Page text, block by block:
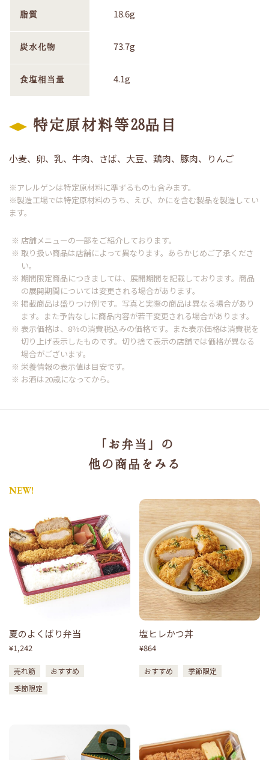
脂質 18.6g
炭水化物 73.7g
食塩相当量 4.1g
特定原材料等28品目
小麦、卵、乳、牛肉、さば、大豆、鶏肉、豚肉、りんご
※アレルゲンは特定原材料に準ずるものも含みます。
※製造工場では特定原材料のうち、えび、かにを含む製品を製造してい
ます。
※ 店舗メニューの一部をご紹介しております。
※ 取り扱い商品は店舗によって異なります。あらかじめご了承くださ
い。
※ 期間限定商品につきましては、展開期間を記載しております。商品
の展開期間については変更される場合があります。
※ 掲載商品は盛りつけ例です。写真と実際の商品は異なる場合があり
ます。また予告なしに商品内容が若干変更される場合があります。
※ 表示価格は、8％の消費税込みの価格です。また表示価格は消費税を
切り上げ表示したものです。切り捨て表示の店舗では価格が異なる
場合がございます。
※ 栄養情報の表示値は目安です。
※ お酒は20歳になってから。
「お弁当」の
他の商品をみる
NEW!
夏のよくばり弁当
¥1,242
売れ筋
おすすめ
季節限定
塩ヒレかつ丼
¥864
おすすめ 季節限定